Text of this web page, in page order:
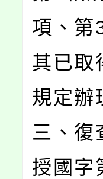
項、第
其已取
規定辦
三、復
授國字